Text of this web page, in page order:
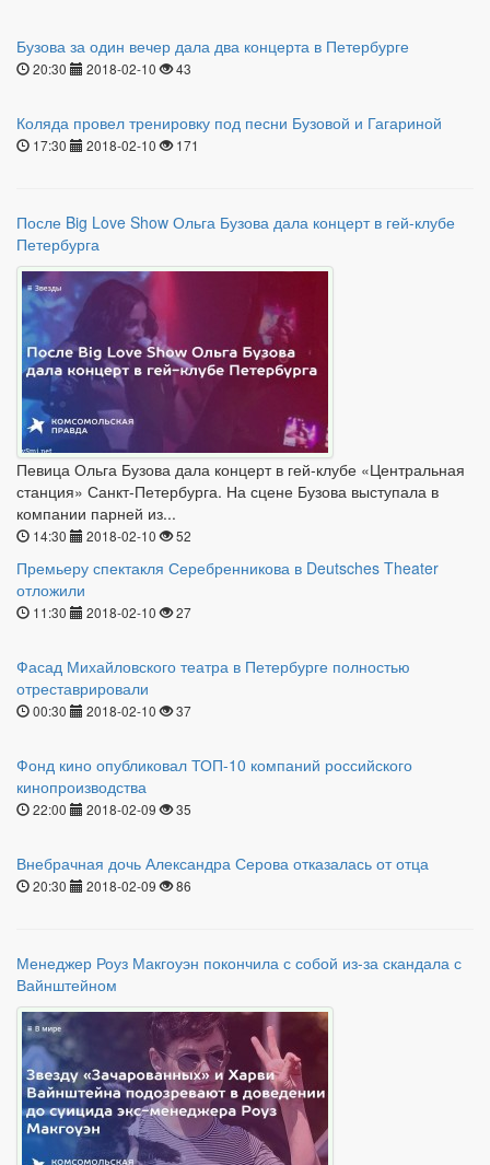
Бузова за один вечер дала два концерта в Петербурге
20:30 2018-02-10 43
Коляда провел тренировку под песни Бузовой и Гагариной
17:30 2018-02-10 171
После Big Love Show Ольга Бузова дала концерт в гей-клубе
Петербурга
Певица Ольга Бузова дала концерт в гей-клубе «Центральная
станция» Санкт-Петербурга. На сцене Бузова выступала в
компании парней из...
14:30 2018-02-10 52
Премьеру спектакля Серебренникова в Deutsches Theater
отложили
11:30 2018-02-10 27
Фасад Михайловского театра в Петербурге полностью
отреставрировали
00:30 2018-02-10 37
Фонд кино опубликовал ТОП-10 компаний российского
кинопроизводства
22:00 2018-02-09 35
Внебрачная дочь Александра Серова отказалась от отца
20:30 2018-02-09 86
Менеджер Роуз Макгоуэн покончила с собой из-за скандала с
Вайнштейном